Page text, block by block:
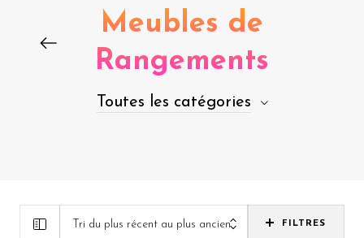
Meubles de
Rangements
Toutes les catégories
Tri du plus récent au plus ancien FILTRES